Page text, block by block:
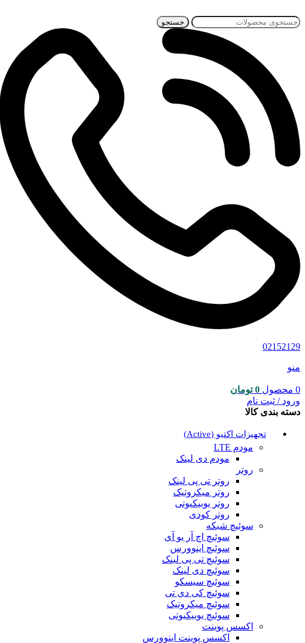
جستجو
02152129
منو
0 محصول 0 تومان
ورود / ثبت نام
دسته بندی کالا
تجهیزات اکتیو (Active)
مودم LTE
مودم دی لینک
روتر
روتر تی پی لینک
روتر میکروتیک
روتر یوبیکیوتی
روتر کودی
سوئیچ شبکه
سوئیچ اچ آر یو آی
سوئیچ اینوورس
سوئیچ تی پی لینک
سوئیچ دی لینک
سوئیچ سیسکو
سوئیچ کی دی تی
سوئیچ میکروتیک
سوئیچ یوبیکیوتی
اکسس پوینت
اکسس پوینت اینوورس